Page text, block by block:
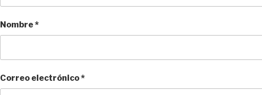
Nombre*
Correo electrónico*